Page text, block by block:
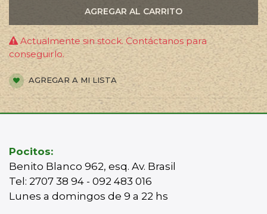
AGREGAR AL CARRITO
Actualmente sin stock. Contáctanos para
conseguirlo.
AGREGAR A MI LISTA
Pocitos:
Benito Blanco 962, esq. Av. Brasil
Tel: 2707 38 94 - 092 483 016
Lunes a domingos de 9 a 22 hs